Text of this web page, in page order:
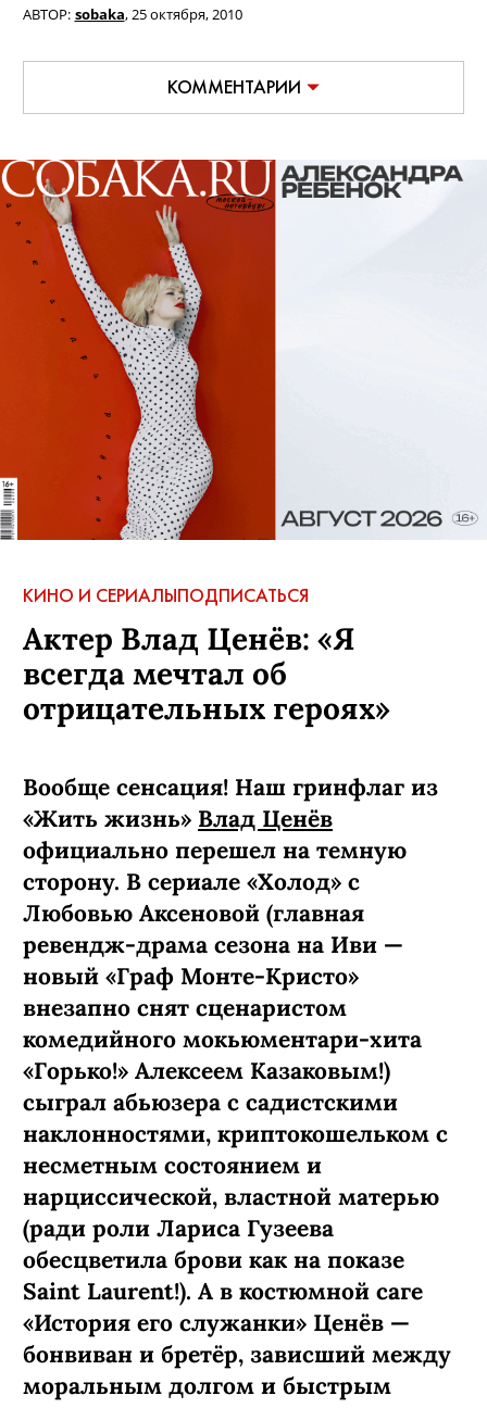
АВТОР: sobaka,25 октября, 2010
КОММЕНТАРИИ
КИНО И СЕРИАЛЫПОДПИСАТЬСЯ
Актер Влад Ценёв: «Я
всегда мечтал об
отрицательных героях»
Вообще сенсация! Наш гринфлаг из
«Жить жизнь» Влад Ценёв
официально перешел на темную
сторону. В сериале «Холод» с
Любовью Аксеновой (главная
ревендж-­драма сезона на Иви —
новый «Граф Монте-­Кристо»
внезапно снят сценаристом
комедийного мокьюментари-хита
«Горько!» Алексеем Казаковым!)
сыграл абьюзера с садистскими
наклонностями, криптокошельком с
несметным состоянием и
нарциссической, властной матерью
(ради роли Лариса Гузеева
обесцветила брови как на показе
Saint Laurent!). А в костюмной саге
«История его служанки» Ценёв —
бонвиван и бретёр, зависший между
моральным долгом и быстрым